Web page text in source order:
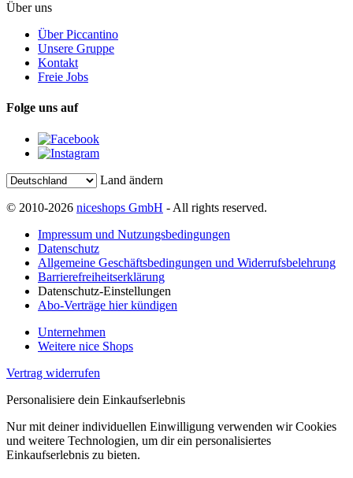
Über uns
Über Piccantino
Unsere Gruppe
Kontakt
Freie Jobs
Folge uns auf
Land ändern
© 2010-2026 niceshops GmbH - All rights reserved.
Impressum und Nutzungsbedingungen
Datenschutz
Allgemeine Geschäftsbedingungen und Widerrufsbelehrung
Barrierefreiheitserklärung
Datenschutz-Einstellungen
Abo-Verträge hier kündigen
Unternehmen
Weitere nice Shops
Vertrag widerrufen
Personalisiere dein Einkaufserlebnis
Nur mit deiner individuellen Einwilligung verwenden wir Cookies
und weitere Technologien, um dir ein personalisiertes
Einkaufserlebnis zu bieten.